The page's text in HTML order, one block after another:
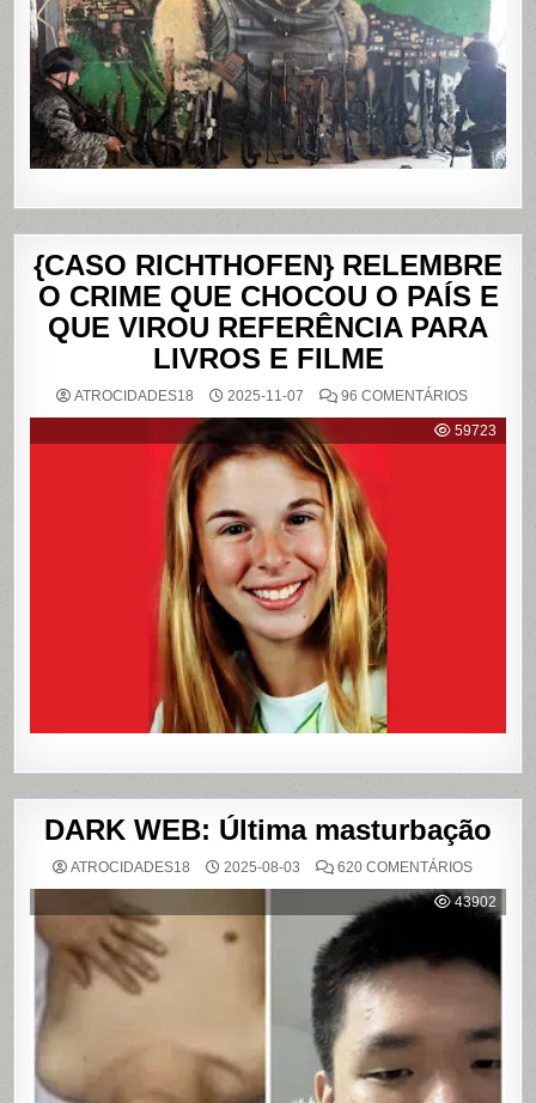
PENHA,
NO
RIO
{CASO RICHTHOFEN} RELEMBRE
O CRIME QUE CHOCOU O PAÍS E
QUE VIROU REFERÊNCIA PARA
LIVROS E FILME
ATROCIDADES18 2025-11-07 96 COMENTÁRIOSEM
59723
DARK WEB: Última masturbação
ATROCIDADES18 2025-08-03 620 COMENTÁRIOSEM
WEB:
ÚLTIMA
43902